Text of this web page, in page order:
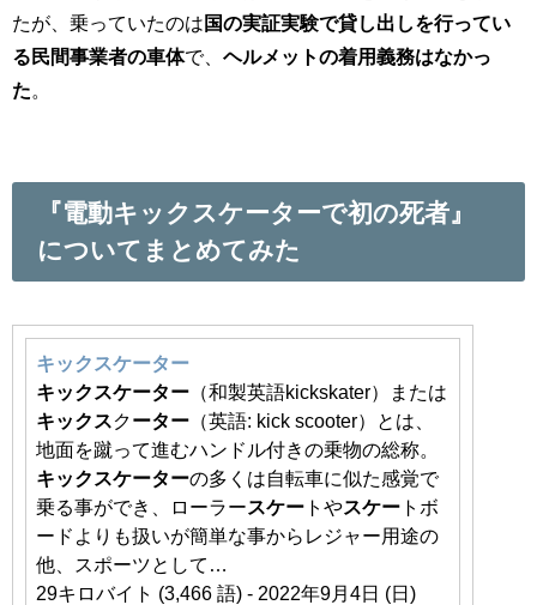
たが、乗っていたのは 国の実証実験で貸し出しを行ってい
る民間事業者の車体で、 ヘルメットの着用義務はなかっ
た
『電動キックスケーターで初の死者』
についてまとめてみた
キックスケーター
キックスケーター （和製英語kickskater）または
キックスクーター （英語: kick scooter）とは、
地面を蹴って進むハンドル付きの乗物の総称。
キックスケーターの多くは自転車に似た感覚で
乗る事ができ、ローラースケー トやスケー トボ
ードよりも扱いが簡単な事からレジャー用途の
他、スポーツとして…
29キロバイト (3,466 語) - 2022年9月4日 (日)